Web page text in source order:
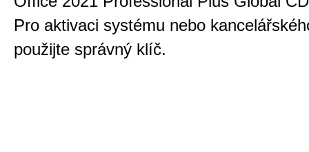
Pro aktivaci systému nebo
použijte správný klíč.